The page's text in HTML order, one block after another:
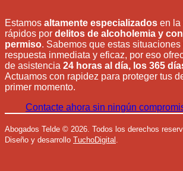
Estamos altamente especializados en la
rápidos por delitos de alcoholemia y
permiso. Sabemos que estas
respuesta inmediata y eficaz, por eso
de asistencia 24 horas al día, los 365
Actuamos con rapidez para proteger tus
primer momento.
Contacte ahora sin ningún
Abogados Telde © 2026. Todos los derechos
Diseño y desarrollo TuchoDigital